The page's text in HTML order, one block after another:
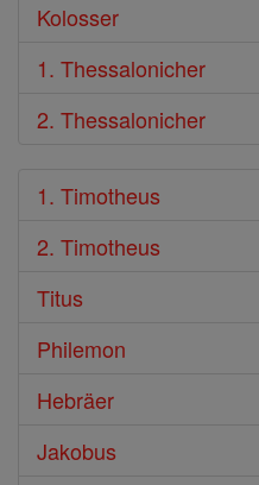
Kolosser
1. Thessalonicher
2. Thessalonicher
1. Timotheus
2. Timotheus
Titus
Philemon
Hebräer
Jakobus